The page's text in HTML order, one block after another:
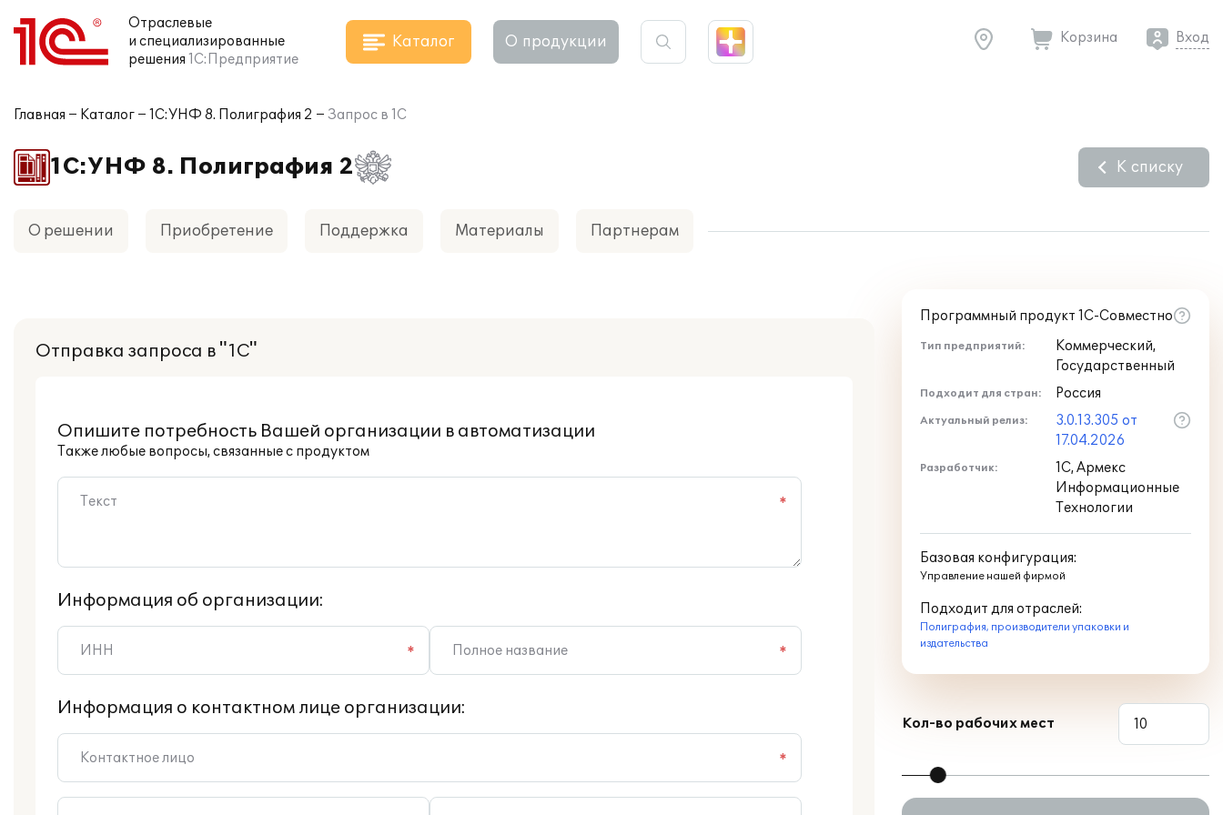
Отраслевые
и специализированные
решения 1С:Предприятие
Каталог О продукции Корзина Вход
Главная Каталог 1С:УНФ 8. Полиграфия 2 Запрос в 1С
1С:УНФ 8. Полиграфия 2 К списку
О решении Приобретение Поддержка Материалы Партнерам
Отправка запроса в "1С"
Опишите потребность Вашей организации в автоматизации
Также любые вопросы, связанные с продуктом
*
Информация об организации:
* *
Информация о контактном лице организации:
*
Программный продукт 1С-Совместно
Тип предприятий:
Коммерческий,
Государственный
Подходит для стран: Россия
Актуальный релиз:
3.0.13.305 от
17.04.2026
Разработчик:
1С, Армекс
Информационные
Технологии
Базовая конфигурация:
Управление нашей фирмой
Подходит для отраслей:
Полиграфия, производители упаковки и
издательства
Кол-во рабочих мест